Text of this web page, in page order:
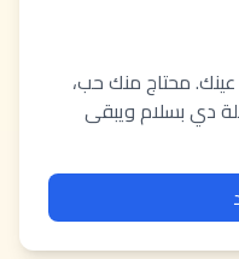
محتاج منك حب،
دي بسلام ويبقى